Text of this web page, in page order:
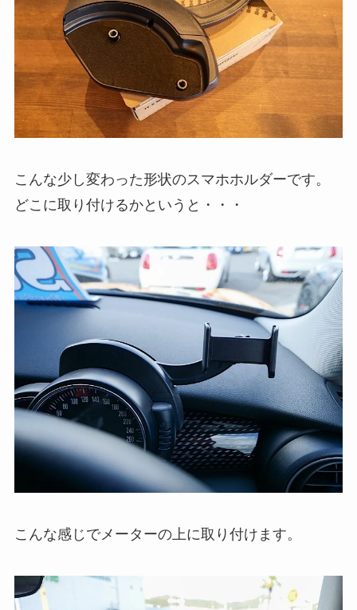
こんな少し変わった形状のスマホホルダーです。
どこに取り付けるかというと・・・
こんな感じでメーターの上に取り付けます。